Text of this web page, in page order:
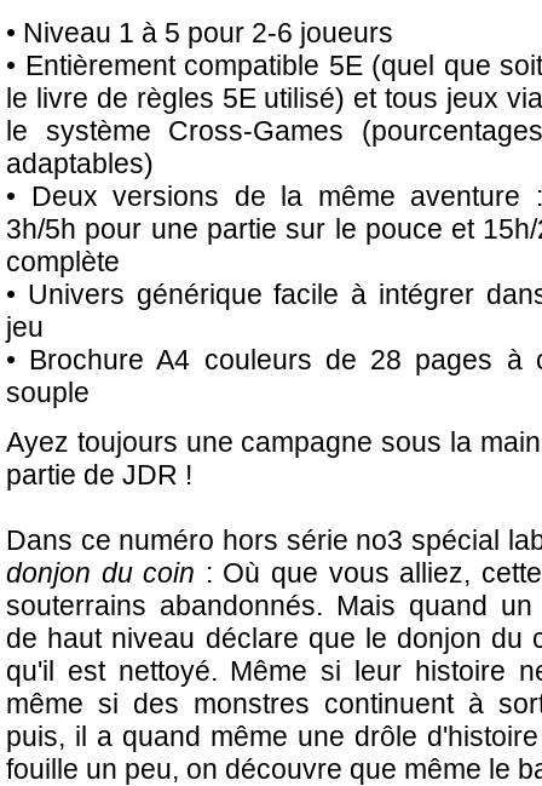
• Niveau 1 à 5 pour 2-6 joueurs
• Entièrement compatible 5E (quel que soit
le livre de règles 5E utilisé) et tous jeux via
le système Cross-Games (pourcentages
adaptables)
• Deux versions de la même aventure :
3h/5h pour une partie sur le pouce et
complète
• Univers générique facile à intégrer
jeu
• Brochure A4 couleurs de 28 pages à
souple
Ayez toujours une campagne sous la
partie de JDR !
Dans ce numéro hors série no3 spécial
donjon du coin : Où que vous alliez,
souterrains abandonnés. Mais quand un
de haut niveau déclare que le donjon du
qu'il est nettoyé. Même si leur histoire
même si des monstres continuent à
puis, il a quand même une drôle
fouille un peu, on découvre que même le